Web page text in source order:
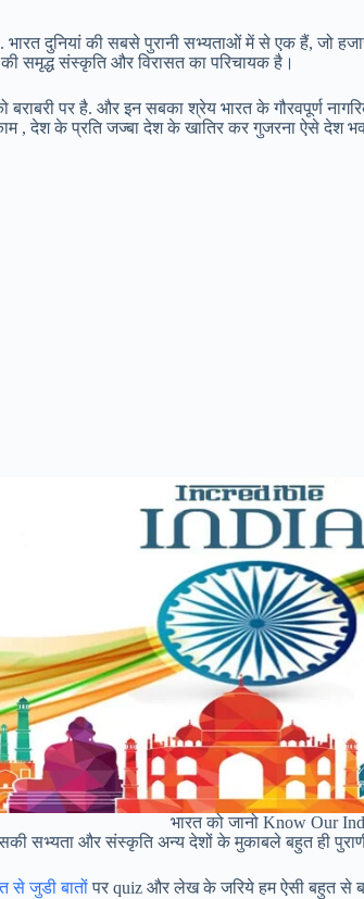
भारत दुनियां की सबसे पुरानी सभ्‍यताओं में से एक हैं, जो
समृद्ध संस्‍कृति और विरासत का परिचायक है।
पर है. और इन सबका श्रेय भारत के गौरवपूर्ण
, देश के प्रति जज्बा देश के खातिर कर गुजरना ऐसे देश
भारत को जानो Know Our
सभ्यता और संस्कृति अन्य देशों के मुकाबले बहुत ही
से जुडी बातोंपर quiz और लेख के जरिये हम ऐसी बहुत से